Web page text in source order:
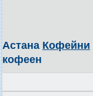
Астана Кофейни
кофеен